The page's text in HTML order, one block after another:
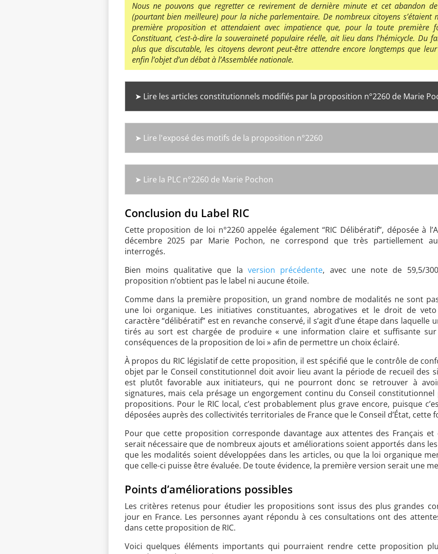
Nous ne pouvons que regretter ce revirement de dernière minute et cet abandon
(pourtant bien meilleure) pour la niche parlementaire. De nombreux citoyens s’étaient
première proposition et attendaient avec impatience que, pour la toute première
Constituant, c’est-à-dire la souveraineté populaire réelle, ait lieu dans l’hémicycle. Du
plus que discutable, les citoyens devront peut-être attendre encore longtemps que
enfin l’objet d’un débat à l’Assemblée nationale.
➤ Lire les articles constitutionnels modifiés par la proposition n°2260 de Marie
➤ Lire l'exposé des motifs de la proposition n°2260
➤ Lire la PLC n°2260 de Marie Pochon
Conclusion du Label RIC
Cette proposition de loi n°2260 appelée également “RIC Délibératif”, déposée à
décembre 2025 par Marie Pochon, ne correspond que très partiellement
interrogés.
Bien moins qualitative que la version précédente, avec une note de 59,5/
proposition n’obtient pas le label ni aucune étoile.
Comme dans la première proposition, un grand nombre de modalités ne sont
une loi organique. Les initiatives constituantes, abrogatives et le droit de
caractère “délibératif” est en revanche conservé, il s’agit d’une étape dans laquelle
tirés au sort est chargée de produire « une information claire et suffisante sur
conséquences de la proposition de loi » afin de permettre un choix éclairé.
À propos du RIC législatif de cette proposition, il est spécifié que le contrôle de
objet par le Conseil constitutionnel doit avoir lieu avant la période de recueil des
est plutôt favorable aux initiateurs, qui ne pourront donc se retrouver à
signatures, mais cela présage un engorgement continu du Conseil
propositions. Pour le RIC local, c’est probablement plus grave encore, puisque
déposées auprès des collectivités territoriales de France que le Conseil d’État, cette
Pour que cette proposition corresponde davantage aux attentes des Français
serait nécessaire que de nombreux ajouts et améliorations soient apportés dans
que les modalités soient développées dans les articles, ou que la loi organique
que celle-ci puisse être évaluée. De toute évidence, la première version serait une
Points d’améliorations possibles
Les critères retenus pour étudier les propositions sont issus des plus grandes
jour en France. Les personnes ayant répondu à ces consultations ont des
dans cette proposition de RIC.
Voici quelques éléments importants qui pourraient rendre cette proposition